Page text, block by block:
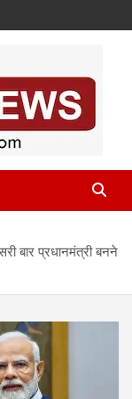
बार प्रधानमंत्री बनने